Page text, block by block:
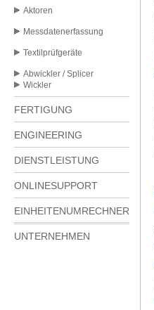
Aktoren
Messdatenerfassung
Textilprüfgeräte
Abwickler / Splicer
Wickler
FERTIGUNG
ENGINEERING
DIENSTLEISTUNG
ONLINESUPPORT
EINHEITENUMRECHNER
UNTERNEHMEN